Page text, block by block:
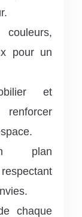
pour un
et
plan
chaque